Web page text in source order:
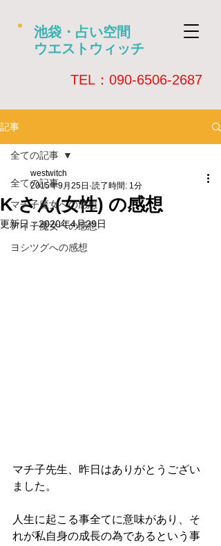
池袋・占い空間
ウエストウィッチ
​TEL：090-6506-2687
記事
全ての記事
マチ子魔女への感想
アイ子魔女への感想
ヨシツグへの感想
全ての記事
K さん(女性) の感想
westwitch
2015年9月25日 読了時間: 1分
更新日：2020年4月29日
マチ子先生、昨日はありがとうござい
ました。
人生に起こる事全てに意味があり、そ
れが私自身の成長の為であるという事